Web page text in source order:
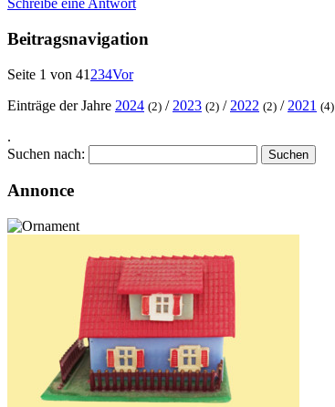
Schreibe eine Antwort
Beitragsnavigation
Seite 1 von 41 234Vor
Einträge der Jahre 2024 (2) / 2023 (2) / 2022 (2) / 2021 (4)
.
Suchen nach:
Annonce